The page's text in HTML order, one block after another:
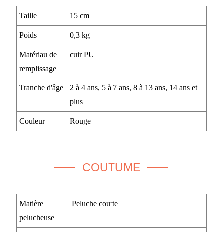
Taille 15 cm
Poids 0,3 kg
Matériau de
remplissage
cuir PU
Tranche d'âge
2 à 4 ans, 5 à 7 ans, 8 à 13 ans, 14 ans et
plus
Couleur Rouge
COUTUME
Matière
pelucheuse
Peluche courte